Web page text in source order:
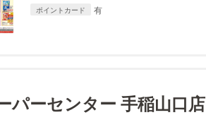
ポイントカード 有
パーセンター 手稲山口店